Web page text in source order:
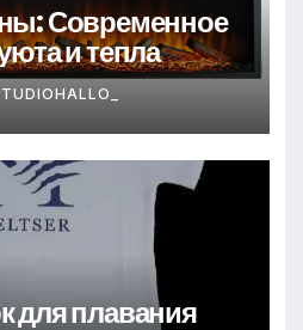
Современное
и тепла
для плавания